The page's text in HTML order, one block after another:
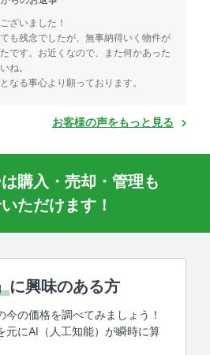
ざいました！
も残念でしたが、無事納得いく物件が
です。お近くなので、また何かあった
ね。
なる事心より願っております。
お客様の声をもっと見る
購入・売却・管理も
ただけます！
に興味のある方
今の価格を調べてみましょう！
元にAI（人工知能）が瞬時に算